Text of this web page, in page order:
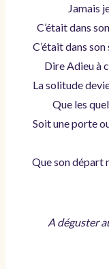
Jamais
C’était dans
C’était dans
Dire Adieu à
La solitude
Que les
Soit une porte
Que son départ
A déguster